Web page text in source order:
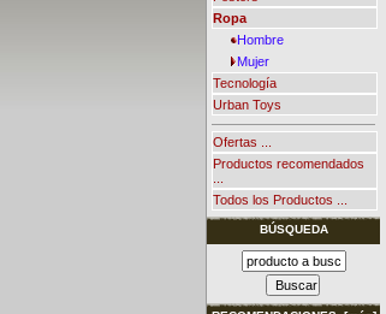
Ropa
Hombre
Mujer
Tecnología
Urban Toys
Ofertas ...
Productos recomendados
Todos los Productos ...
BÚSQUEDA